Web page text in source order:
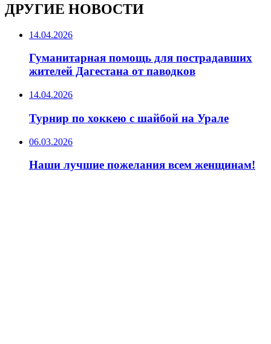
ДРУГИЕ НОВОСТИ
14.04.2026
Гуманитарная помощь для пострадавших
жителей Дагестана от паводков
14.04.2026
Турнир по хоккею с шайбой на Урале
06.03.2026
Наши лучшие пожелания всем женщинам!